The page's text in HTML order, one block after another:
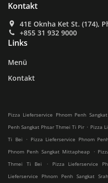
Kontakt
41E Oknha Ket St. (174),
+855 31 932 9000
Links
Menü
Kontakt
Pizza Lieferservice Phnom Penh
Penh Sangkat Phsar Thmei Ti Pir . Pizza
Ti Bei
. Pizza Lieferservice Phnom
Phnom Penh Sangkat Mittapheap
.
Thmei Ti Bei
. Pizza Lieferservice
Lieferservice Phnom Penh Sangkat